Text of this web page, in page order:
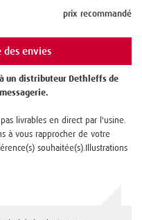
prix recommandé
des envies
un distributeur Dethleffs de
livrables en direct par l'usine.
à vous rapprocher de votre
souhaitée(s).Illustrations